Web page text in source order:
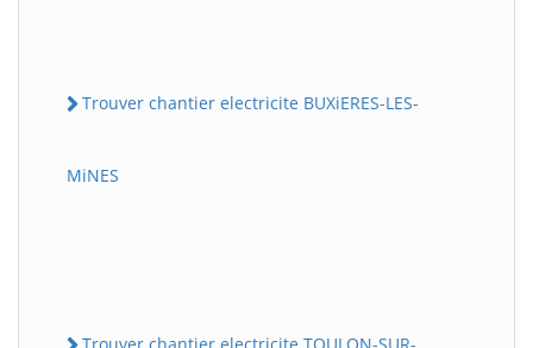
Trouver chantier electricite BUXiERES-LES-
MiNES